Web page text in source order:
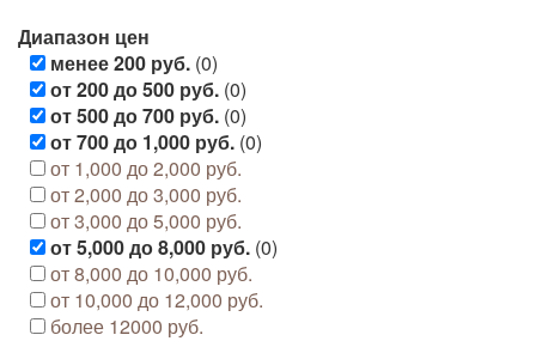
Диапазон цен
менее 200 руб. (0)
от 200 до 500 руб. (0)
от 500 до 700 руб. (0)
от 700 до 1,000 руб. (0)
от 1,000 до 2,000 руб.
от 2,000 до 3,000 руб.
от 3,000 до 5,000 руб.
от 5,000 до 8,000 руб. (0)
от 8,000 до 10,000 руб.
от 10,000 до 12,000 руб.
более 12000 руб.